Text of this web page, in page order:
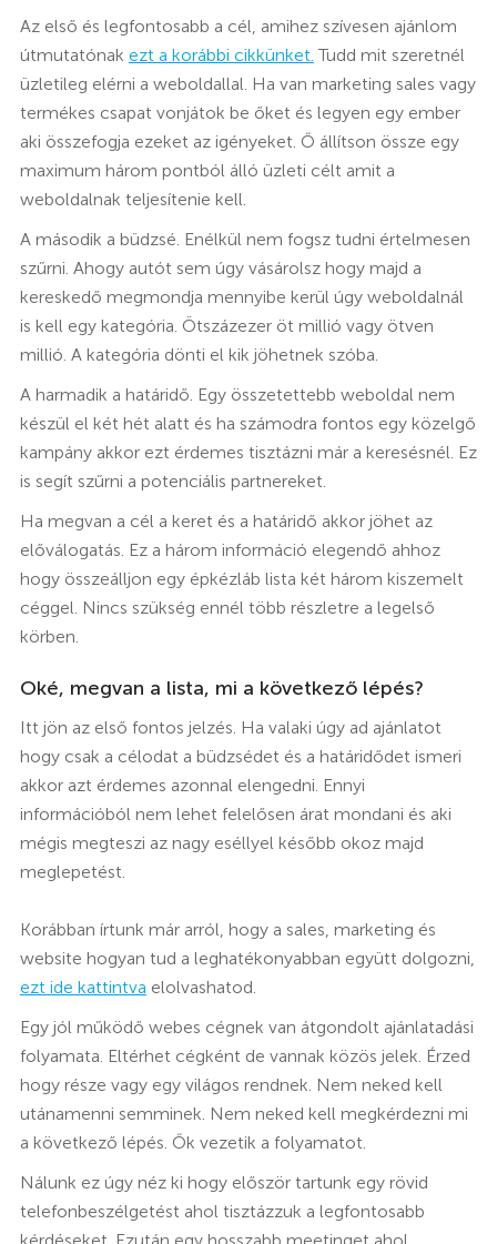
Az első és legfontosabb a cél, amihez szívesen ajánlom
útmutatónak ezt a korábbi cikkünket. Tudd mit szeretnél
üzletileg elérni a weboldallal. Ha van marketing sales vagy
termékes csapat vonjátok be őket és legyen egy ember
aki összefogja ezeket az igényeket. Ő állítson össze egy
maximum három pontból álló üzleti célt amit a
weboldalnak teljesítenie kell.
A második a büdzsé. Enélkül nem fogsz tudni értelmesen
szűrni. Ahogy autót sem úgy vásárolsz hogy majd a
kereskedő megmondja mennyibe kerül úgy weboldalnál
is kell egy kategória. Ötszázezer öt millió vagy ötven
millió. A kategória dönti el kik jöhetnek szóba.
A harmadik a határidő. Egy összetettebb weboldal nem
készül el két hét alatt és ha számodra fontos egy közelgő
kampány akkor ezt érdemes tisztázni már a keresésnél. Ez
is segít szűrni a potenciális partnereket.
Ha megvan a cél a keret és a határidő akkor jöhet az
előválogatás. Ez a három információ elegendő ahhoz
hogy összeálljon egy épkézláb lista két három kiszemelt
céggel. Nincs szükség ennél több részletre a legelső
körben.
Oké, megvan a lista, mi a következő lépés?
Itt jön az első fontos jelzés. Ha valaki úgy ad ajánlatot
hogy csak a célodat a büdzsédet és a határidődet ismeri
akkor azt érdemes azonnal elengedni. Ennyi
információból nem lehet felelősen árat mondani és aki
mégis megteszi az nagy eséllyel később okoz majd
meglepetést.
Korábban írtunk már arról, hogy a sales, marketing és
website hogyan tud a leghatékonyabban együtt dolgozni,
ezt ide kattintva elolvashatod.
Egy jól működő webes cégnek van átgondolt ajánlatadási
folyamata. Eltérhet cégként de vannak közös jelek. Érzed
hogy része vagy egy világos rendnek. Nem neked kell
utánamenni semminek. Nem neked kell megkérdezni mi
a következő lépés. Ők vezetik a folyamatot.
Nálunk ez úgy néz ki hogy először tartunk egy rövid
telefonbeszélgetést ahol tisztázzuk a legfontosabb